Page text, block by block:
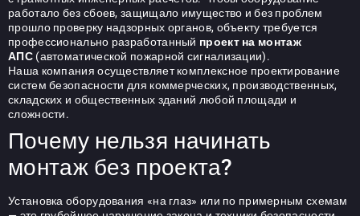
работало без сбоев, защищало имущество и без проблем
прошло проверку надзорных органов, объекту требуется
профессионально разработанный проект на монтаж
АПС(автоматической пожарной сигнализации).
Наша компания осуществляет комплексное проектирование
систем безопасности для коммерческих, производственных,
складских и общественных зданий любой площади и
сложности.
Почему нельзя начинать
монтаж без проекта?
Установка оборудования «на глаз» или по примерным схемам